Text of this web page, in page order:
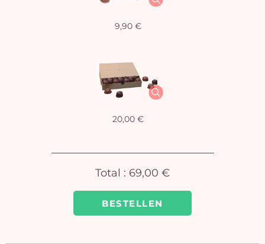
BESTELLEN
9,90 €
20,00 €
Total : 69,00 €